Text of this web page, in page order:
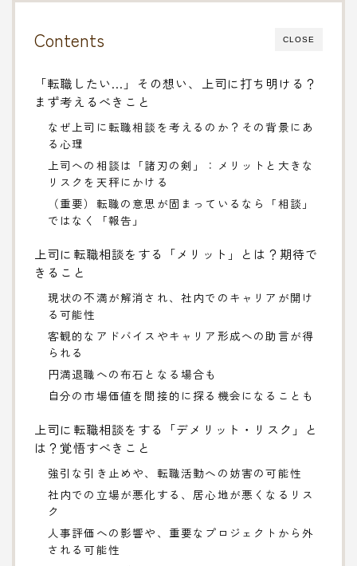
CLOSE
Contents
「転職したい…」その想い、上司に打ち明ける？
まず考えるべきこと
なぜ上司に転職相談を考えるのか？その背景にあ
る心理
上司への相談は「諸刃の剣」：メリットと大きな
リスクを天秤にかける
（重要）転職の意思が固まっているなら「相談」
ではなく「報告」
上司に転職相談をする「メリット」とは？期待で
きること
現状の不満が解消され、社内でのキャリアが開け
る可能性
客観的なアドバイスやキャリア形成への助言が得
られる
円満退職への布石となる場合も
自分の市場価値を間接的に探る機会になることも
上司に転職相談をする「デメリット・リスク」と
は？覚悟すべきこと
強引な引き止めや、転職活動への妨害の可能性
社内での立場が悪化する、居心地が悪くなるリス
ク
人事評価への影響や、重要なプロジェクトから外
される可能性